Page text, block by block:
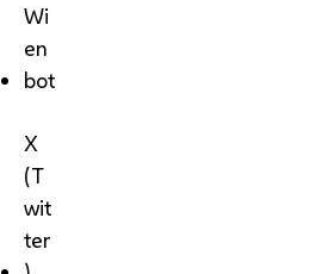
Wi
en
bot
X
(T
wit
ter